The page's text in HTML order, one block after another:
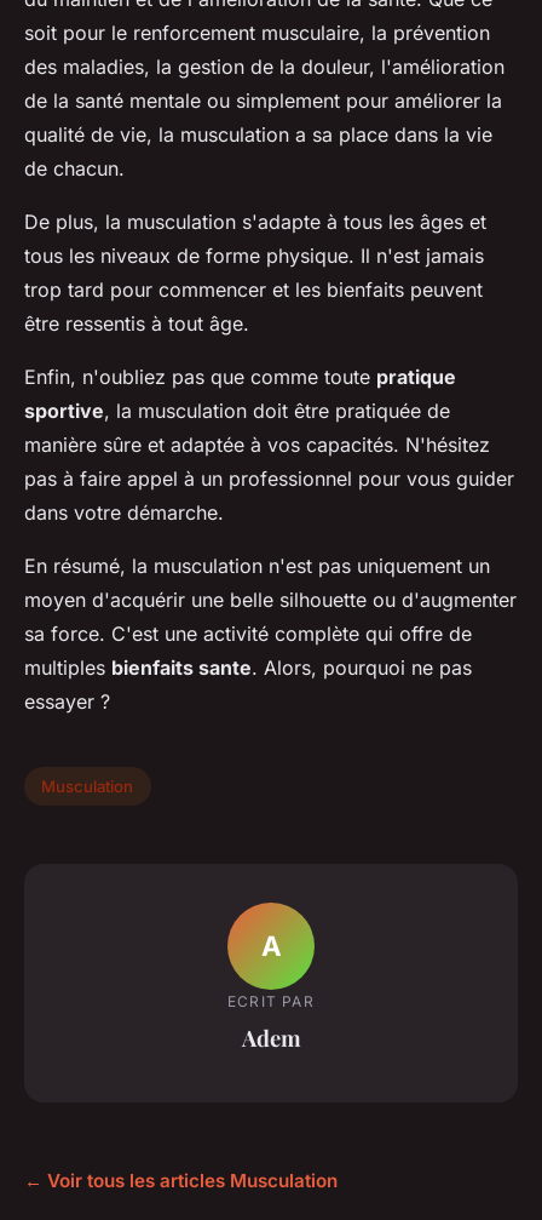
soit pour le renforcement musculaire, la prévention
des maladies, la gestion de la douleur, l'amélioration
de la santé mentale ou simplement pour améliorer la
qualité de vie, la musculation a sa place dans la vie
de chacun.
De plus, la musculation s'adapte à tous les âges et
tous les niveaux de forme physique. Il n'est jamais
trop tard pour commencer et les bienfaits peuvent
être ressentis à tout âge.
Enfin, n'oubliez pas que comme toute pratique
sportive, la musculation doit être pratiquée de
manière sûre et adaptée à vos capacités. N'hésitez
pas à faire appel à un professionnel pour vous guider
dans votre démarche.
En résumé, la musculation n'est pas uniquement un
moyen d'acquérir une belle silhouette ou d'augmenter
sa force. C'est une activité complète qui offre de
multiples bienfaits sante. Alors, pourquoi ne pas
essayer ?
Musculation
A
ECRIT PAR
Adem
← Voir tous les articles Musculation